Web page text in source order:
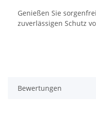
Genießen Sie
zuverlässigen Schutz
Bewertungen